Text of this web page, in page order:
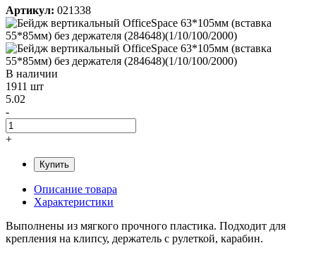
Артикул: 021338
В наличии
1911 шт
5.02
-
+
Купить
Описание товара
Характеристики
Выполнены из мягкого прочного пластика. Подходит для
крепления на клипсу, держатель с рулеткой, карабин.